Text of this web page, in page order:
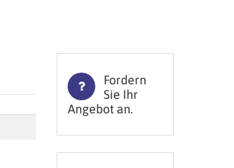
Fordern
Sie Ihr
Angebot an.